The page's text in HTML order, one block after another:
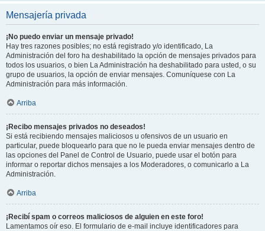
Mensajería privada
¡No puedo enviar un mensaje privado!
Hay tres razones posibles; no está registrado y/o identificado, La
Administración del foro ha deshabilitado la opción de mensajes privados para
todos los usuarios, o bien La Administración ha deshabilitado para usted, o su
grupo de usuarios, la opción de enviar mensajes. Comuníquese con La
Administración para más información.
Arriba
¡Recibo mensajes privados no deseados!
Si está recibiendo mensajes maliciosos u ofensivos de un usuario en
particular, puede bloquearlo para que no le pueda enviar mensajes dentro de
las opciones del Panel de Control de Usuario, puede usar el botón para
informar o reportar dichos mensajes a los Moderadores, o comunicarlo a La
Administración.
Arriba
¡Recibí spam o correos maliciosos de alguien en este foro!
Lamentamos oír eso. El formulario de e-mail incluye identificadores para